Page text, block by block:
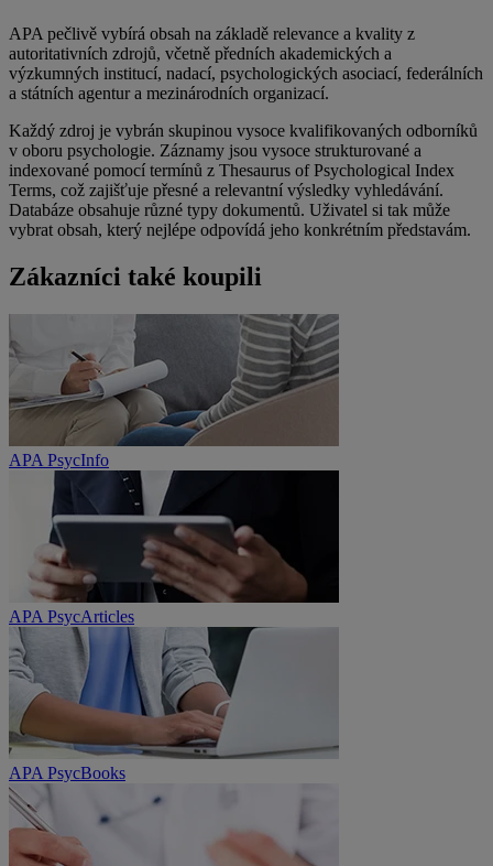
APA pečlivě vybírá obsah na základě relevance a kvality z
autoritativních zdrojů, včetně předních akademických a
výzkumných institucí, nadací, psychologických asociací, federálních
a státních agentur a mezinárodních organizací.
Každý zdroj je vybrán skupinou vysoce kvalifikovaných odborníků
v oboru psychologie. Záznamy jsou vysoce strukturované a
indexované pomocí termínů z Thesaurus of Psychological Index
Terms, což zajišťuje přesné a relevantní výsledky vyhledávání.
Databáze obsahuje různé typy dokumentů. Uživatel si tak může
vybrat obsah, který nejlépe odpovídá jeho konkrétním představám.
Zákazníci také koupili
APA PsycInfo
APA PsycArticles
APA PsycBooks